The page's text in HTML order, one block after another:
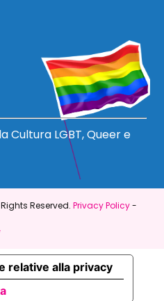
Cultura LGBT, Queer e
Reserved. Privacy Policy-
relative alla privacy